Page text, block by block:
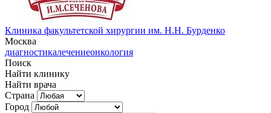
Клиника факультетской хирургии им. Н.Н. Бурденко
Москва
диагностикалечениеонкология
Поиск
Найти клинику
Найти врача
Страна
Город